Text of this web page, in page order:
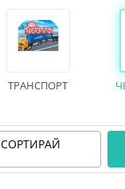
ТРАНСПОРТ
СОРТИРАЙ